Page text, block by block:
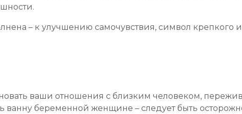
– к улучшению самочувствия, символ крепкого
ваши отношения с близким человеком,
беременной женщине – следует быть